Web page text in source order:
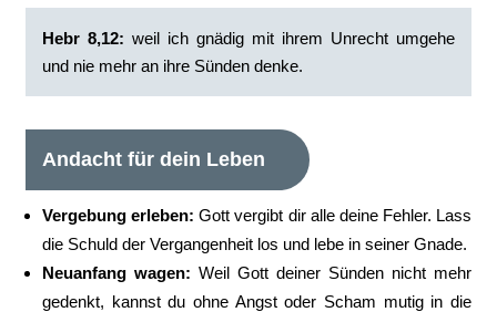
Hebr 8,12: ‭weil ich gnädig mit ihrem Unrecht umgehe
und nie mehr an ihre Sünden denke.
Andacht für dein Leben
Vergebung erleben: Gott vergibt dir alle deine Fehler. Lass
die Schuld der Vergangenheit los und lebe in seiner Gnade.
Neuanfang wagen: Weil Gott deiner Sünden nicht mehr
gedenkt, kannst du ohne Angst oder Scham mutig in die